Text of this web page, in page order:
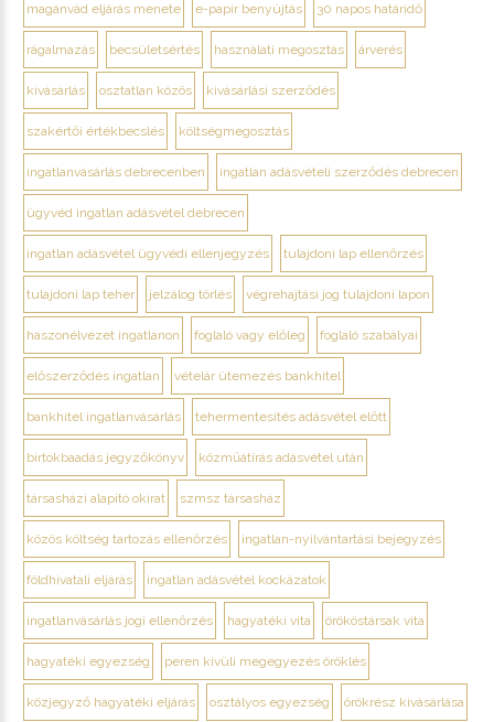
magánvád eljárás menete e-papír benyújtás 30 napos határidő
rágalmazás becsületsértés használati megosztás árverés
kivásárlás osztatlan közös kivásárlási szerződés
szakértői értékbecslés költségmegosztás
ingatlanvásárlás debrecenben ingatlan adásvételi szerződés debrecen
ügyvéd ingatlan adásvétel debrecen
ingatlan adásvétel ügyvédi ellenjegyzés tulajdoni lap ellenőrzés
tulajdoni lap teher jelzálog törlés végrehajtási jog tulajdoni lapon
haszonélvezet ingatlanon foglaló vagy előleg foglaló szabályai
előszerződés ingatlan vételár ütemezés bankhitel
bankhitel ingatlanvásárlás tehermentesítés adásvétel előtt
birtokbaadás jegyzőkönyv közműátírás adásvétel után
társasházi alapító okirat szmsz társasház
közös költség tartozás ellenőrzés ingatlan-nyilvántartási bejegyzés
földhivatali eljárás ingatlan adásvétel kockázatok
ingatlanvásárlás jogi ellenőrzés hagyatéki vita örököstársak vita
hagyatéki egyezség peren kívüli megegyezés öröklés
közjegyző hagyatéki eljárás osztályos egyezség örökrész kivásárlása